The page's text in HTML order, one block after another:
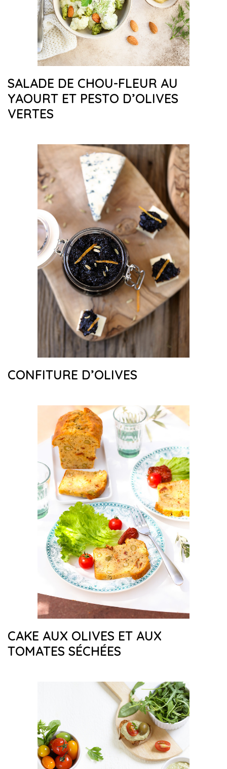
SALADE DE CHOU-FLEUR AU
YAOURT ET PESTO D’OLIVES
VERTES
CONFITURE D’OLIVES
CAKE AUX OLIVES ET AUX
TOMATES SÉCHÉES